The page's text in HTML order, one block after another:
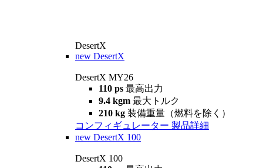
DesertX
new DesertX
DesertX MY26
110 ps 最高出力
9.4 kgm 最大トルク
210 kg 装備重量（燃料を除く）
コンフィギュレーター 製品詳細
new DesertX 100
DesertX 100